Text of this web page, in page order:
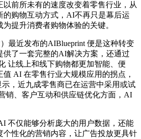
前所未有的速度改变着零售行业，从
的购物互动方式，AI不再只是幕后运
提升消费者购物体验的关键。
近发布的AIBlueprint 便是这种转变
供了一套完整的AI解决方案，还通过
让线上和线下购物都更加智能、便
AI 在零售行业大规模应用的拐点，
，近九成零售商已在运营中采用或试
销、客户互动和供应链优化方面，AI
仅能够分析庞大的用户数据，还能
个性化的营销内容，让广告投放更具针